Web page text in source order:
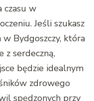
czasu w
Jeśli szukasz
Bydgoszczy, która
z serdeczną,
będzie idealnym
zdrowego
spędzonych przy